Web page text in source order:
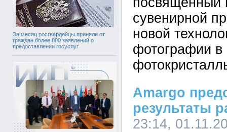
За месяц росгвардейцы приняли от
граждан более 800 заявлений о
предоставлении госуслуг
сувенирной
новой
фотографии в
Amargo
результаты
23:14,